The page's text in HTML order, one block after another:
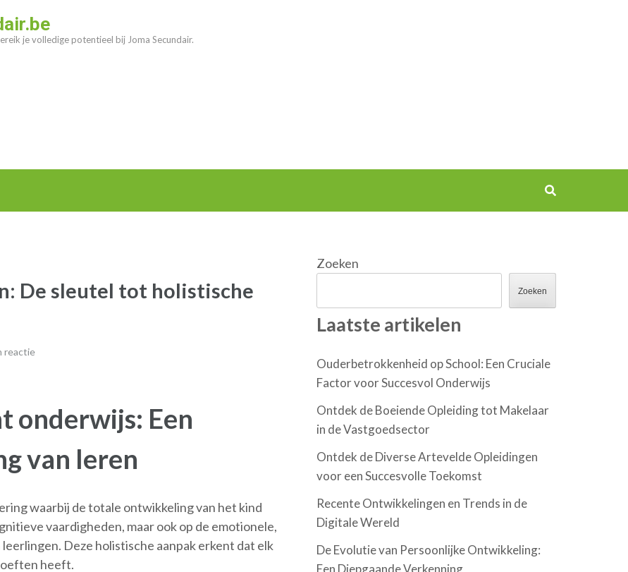
je volledige potentieel bij Joma Secundair.
De sleutel tot holistische
reactie
onderwijs: Een
van leren
waarbij de totale ontwikkeling van het kind
vaardigheden, maar ook op de emotionele,
Deze holistische aanpak erkent dat elk
heeft.
Zoeken
Zoeken
Laatste artikelen
Ouderbetrokkenheid op School: Een Cruciale
Factor voor Succesvol Onderwijs
Ontdek de Boeiende Opleiding tot Makelaar
in de Vastgoedsector
Ontdek de Diverse Artevelde Opleidingen
voor een Succesvolle Toekomst
Recente Ontwikkelingen en Trends in de
Digitale Wereld
De Evolutie van Persoonlijke Ontwikkeling: